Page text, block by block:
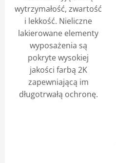
wytrzymałość, zwartość
i lekkość. Nieliczne
lakierowane elementy
wyposażenia są
pokryte wysokiej
jakości farbą 2K
zapewniającą im
długotrwałą ochronę.